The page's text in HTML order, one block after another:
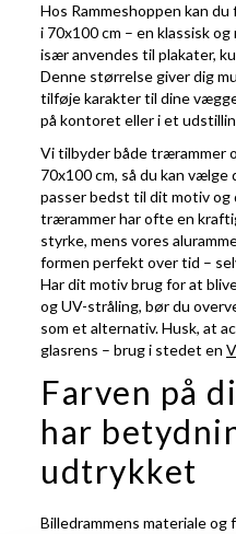
Hos Rammeshoppen kan
i 70x100 cm – en klassisk
især anvendes til plakater,
Denne størrelse giver dig
tilføje karakter til dine
på kontoret eller i et
Vi tilbyder bådetrærammer
70x100 cm, så du kan
passer bedst til dit motiv og
trærammer har ofte en
styrke, mens vores
formen perfekt over tid –
Har dit motiv brug for at
og UV-stråling, bør du
som et alternativ. Husk, at
glasrens – brug i stedet en
Farven på
har
udtrykket
Billedrammens materiale